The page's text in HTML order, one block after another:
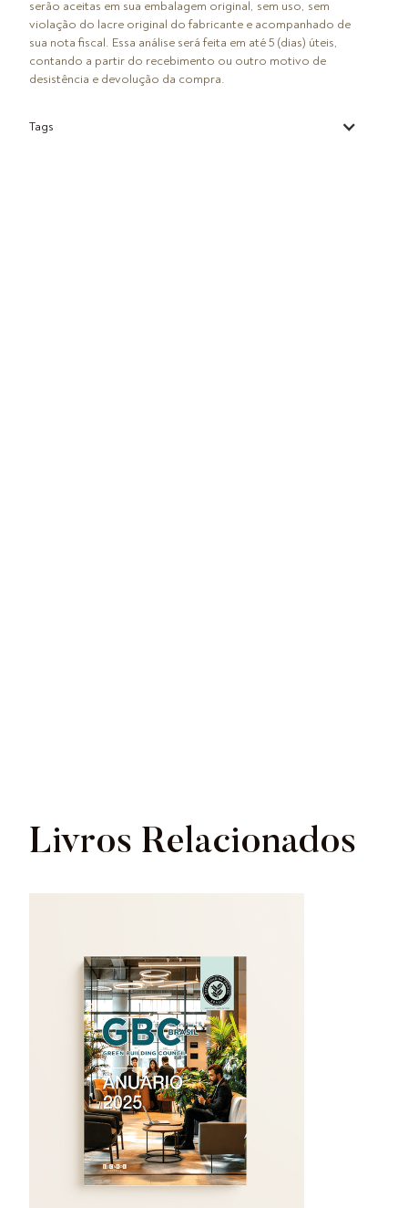
serão aceitas em sua embalagem original, sem uso, sem
violação do lacre original do fabricante e acompanhado de
sua nota fiscal. Essa análise será feita em até 5 (dias) úteis,
contando a partir do recebimento ou outro motivo de
desistência e devolução da compra.
Tags
Livros Relacionados